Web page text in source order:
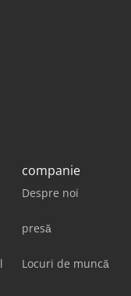
companie
Despre noi
presă
Locuri de muncă